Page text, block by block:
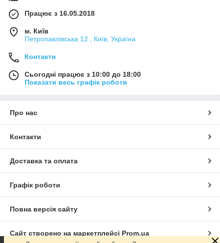
Працює з 16.05.2018
м. Київ
Петропавлівська 12 , Київ, Україна
Контакти
Сьогодні працює з 10:00 до 18:00
Показати весь графік роботи
Про нас
Контакти
Доставка та оплата
Графік роботи
Повна версія сайту
Сайт створено на маркетплейсі Prom.ua